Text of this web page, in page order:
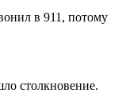
в 911, потому
столкновение.